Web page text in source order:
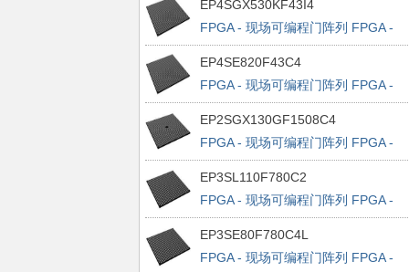
EP4SGX530KF43I4
FPGA - 现场可编程门阵列 FPGA -
Stratix IV GX 21248 LABs 880 IOs
EP4SE820F43C4
FPGA - 现场可编程门阵列 FPGA -
Stratix IV E 32522 LABs 1120 IOs
EP2SGX130GF1508C4
FPGA - 现场可编程门阵列 FPGA -
Stratix II GX 6627 LABs 734 IOs
EP3SL110F780C2
FPGA - 现场可编程门阵列 FPGA -
Stratix III 4300 LABs 488 IOs
EP3SE80F780C4L
FPGA - 现场可编程门阵列 FPGA -